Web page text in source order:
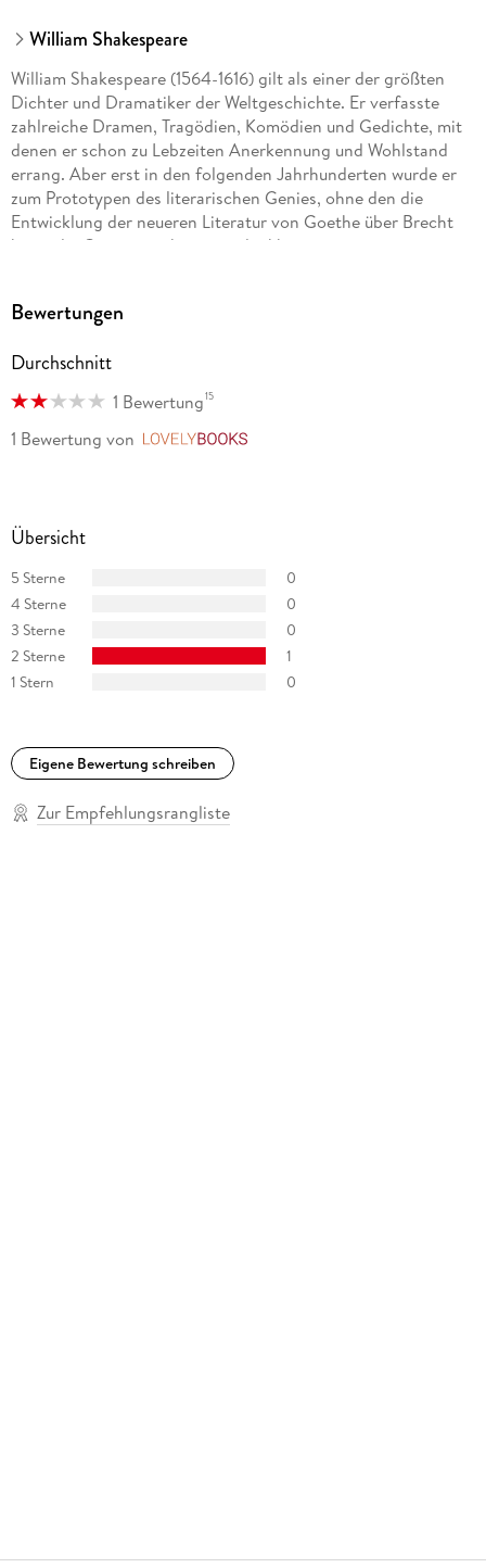
William Shakespeare
William Shakespeare (1564-1616) gilt als einer der größten
Dichter und Dramatiker der Weltgeschichte. Er verfasste
zahlreiche Dramen, Tragödien, Komödien und Gedichte, mit
denen er schon zu Lebzeiten Anerkennung und Wohlstand
errang. Aber erst in den folgenden Jahrhunderten wurde er
zum Prototypen des literarischen Genies, ohne den die
Entwicklung der neueren Literatur von Goethe über Brecht
bis in die Gegenwart hinein undenkbar ist.
Bewertungen
Durchschnitt
1 Bewertung15
1 Bewertung von
Übersicht
5 Sterne
0
4 Sterne
0
3 Sterne
0
2 Sterne
1
1 Stern
0
Eigene Bewertung schreiben
Zur Empfehlungsrangliste